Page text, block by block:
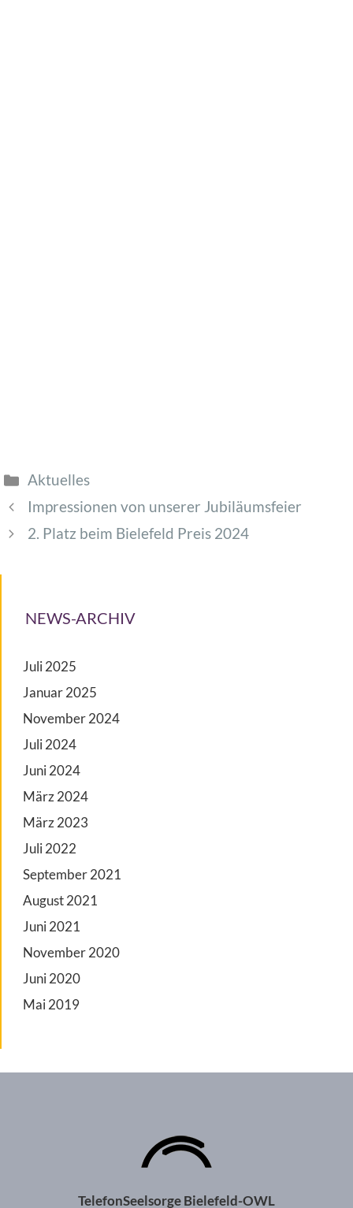
Aktuelles
Impressionen von unserer Jubiläumsfeier
2. Platz beim Bielefeld Preis 2024
NEWS-ARCHIV
Juli 2025
Januar 2025
November 2024
Juli 2024
Juni 2024
März 2024
März 2023
Juli 2022
September 2021
August 2021
Juni 2021
November 2020
Juni 2020
Mai 2019
TelefonSeelsorge Bielefeld-OWL